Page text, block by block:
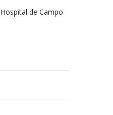
Paulo - Revista
Hospital de Campo